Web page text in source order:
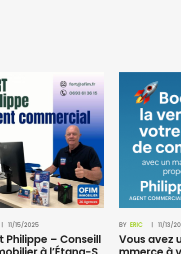
11/15/2025
Philippe – Conseill
BY ERIC 11/13/
Vous avez